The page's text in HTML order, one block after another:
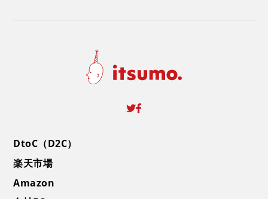
DtoC（D2C）
楽天市場
Amazon